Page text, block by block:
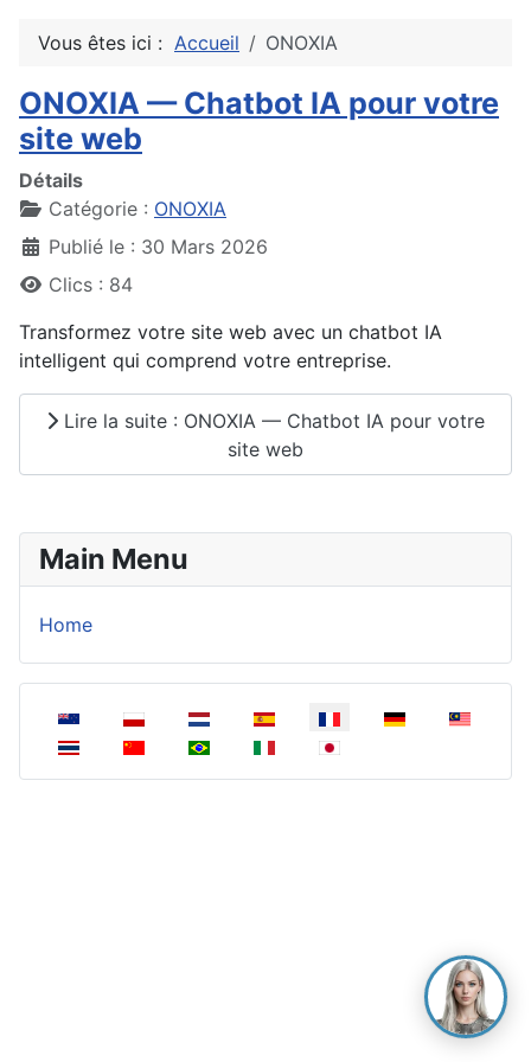
Vous êtes ici : Accueil ONOXIA
ONOXIA — Chatbot IA pour votre
site web
Détails
Catégorie : ONOXIA
Publié le : 30 Mars 2026
Clics : 84
Transformez votre site web avec un chatbot IA
intelligent qui comprend votre entreprise.
Lire la suite : ONOXIA — Chatbot IA pour votre
site web
Main Menu
Home
Sélectionnez votre langue